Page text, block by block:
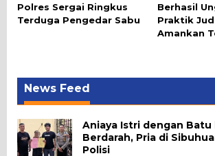
Polres Sergai Ringkus
Terduga Pengedar Sabu
Berhasil
Praktik
Amankan
News Feed
Aniaya Istri dengan Batu
Berdarah, Pria di
Polisi